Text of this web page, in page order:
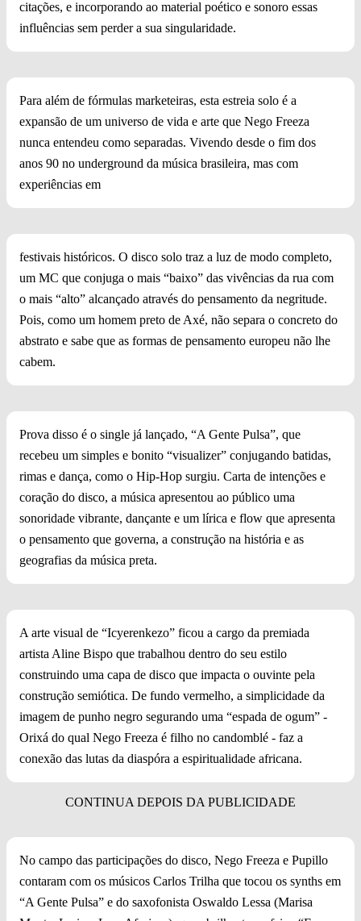
citações, e incorporando ao material poético e sonoro essas
influências sem perder a sua singularidade.
Para além de fórmulas marketeiras, esta estreia solo é a
expansão de um universo de vida e arte que Nego Freeza
nunca entendeu como separadas. Vivendo desde o fim dos
anos 90 no underground da música brasileira, mas com
experiências em
festivais históricos. O disco solo traz a luz de modo completo,
um MC que conjuga o mais “baixo” das vivências da rua com
o mais “alto” alcançado através do pensamento da negritude.
Pois, como um homem preto de Axé, não separa o concreto do
abstrato e sabe que as formas de pensamento europeu não lhe
cabem.
Prova disso é o single já lançado, “A Gente Pulsa”, que
recebeu um simples e bonito “visualizer” conjugando batidas,
rimas e dança, como o Hip-Hop surgiu. Carta de intenções e
coração do disco, a música apresentou ao público uma
sonoridade vibrante, dançante e um lírica e flow que apresenta
o pensamento que governa, a construção na história e as
geografias da música preta.
A arte visual de “Icyerenkezo” ficou a cargo da premiada
artista Aline Bispo que trabalhou dentro do seu estilo
construindo uma capa de disco que impacta o ouvinte pela
construção semiótica. De fundo vermelho, a simplicidade da
imagem de punho negro segurando uma “espada de ogum” -
Orixá do qual Nego Freeza é filho no candomblé - faz a
conexão das lutas da diaspóra a espiritualidade africana.
No campo das participações do disco, Nego Freeza e Pupillo
contaram com os músicos Carlos Trilha que tocou os synths em
“A Gente Pulsa” e do saxofonista Oswaldo Lessa (Marisa